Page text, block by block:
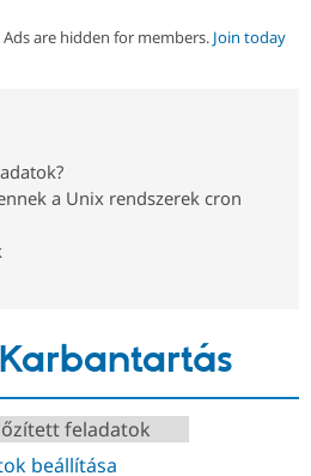
Education
Drupal for
Drupal
Guide
Certified
Find a
Events
Become a
Try Hosting
are hidden for members. Join today
a Unix rendszerek cron
feladatok
beállítása